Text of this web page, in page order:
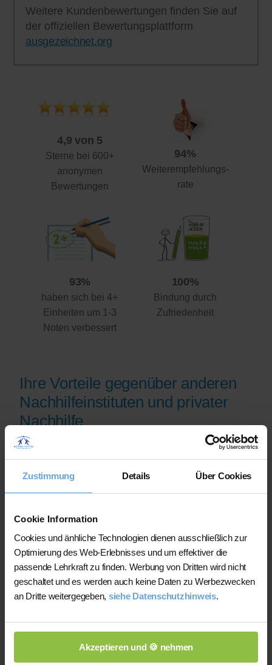
Zustimmung Details Über Cookies
Cookie Information
Cookies und änhliche Technologien dienen ausschließlich zur
Optimierung des Web-Erlebnisses und um effektiver die
passende Lehrkraft zu finden. Werbung von Dritten wird nicht
geschaltet und es werden auch keine Daten zu Werbezwecken
an Dritte weitergegeben, siehe Datenschutzhinweis.
Akzeptieren und 🍪 nehmen
Weitere Kundenbewertungen finden Sie auf
der offiziellen Bewertungsplattform
ausgezeichnet.org
4,9 von 5
Sterne bei 600+
anonymen
Bewertungen
94%
Weiterempfehlungs-
rate
93%
haben sich bei 4+
Einheiten um 1-3
Noten verbessert
100%
Bindung durch
Zufriedenheit
Ihre Vorteile gegenüber anderen
Nachhilfeinstituten und privater
Nachhilfe
Qualifikationsnachweise vor der
Freischaltung geprüft werden.
Nachhilfe-Team.net unterstützt Sie dabei,
möglichst schnell eine zu Ihrem Bedarf
passende Lehrkraft zu finden. Bei einem
Ausfall können Sie auf Wunsch bei der
Vermittlung einer anderen Lehrkraft
unterstützt werden.
ihren Unterricht eigenständig.
Die jeweilige Lehrkraft stimmt Lernziele,